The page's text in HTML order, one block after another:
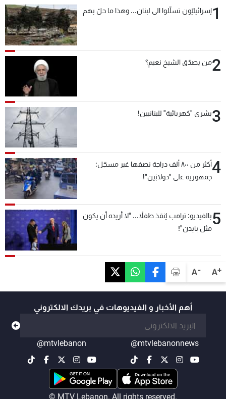
A+
A-
1إسرائيليّون تسلّلوا الى لبنان... وهذا ما حلّ بهم
2من يصدّق الشيخ نعيم؟
3بشرى "كهربائية" للبنانيين!
4
أكثر من ٨٠٠ ألف دراجة نصفها غير مسجّل:
جمهورية على "دولابَين"!
5بالفيديو: ترامب يُنقذ طفلاً... "لا أريده أن يكون
مثل بايدن"!
أهم الأخبار و الفيديوهات في بريدك الالكتروني
@mtvlebanonnews
@mtvlebanon
© MTV Lebanon. All rights reserved.